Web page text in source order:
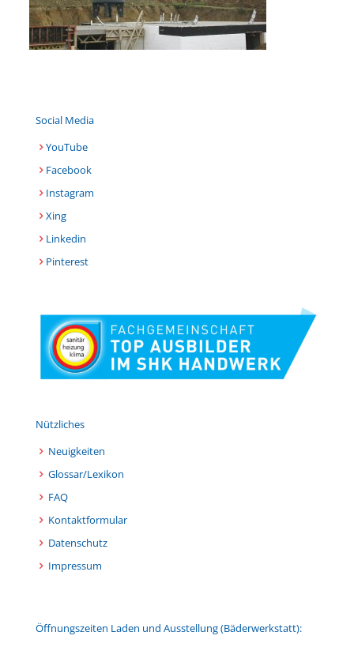
Social Media
YouTube
Facebook
Instagram
Xing
Linkedin
Pinterest
Nützliches
Neuigkeiten
Glossar/Lexikon
FAQ
Kontaktformular
Datenschutz
Impressum
Öffnungszeiten Laden und Ausstellung (Bäderwerkstatt):